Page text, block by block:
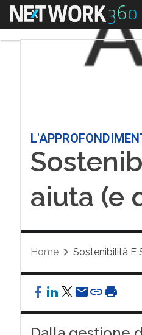
Menu
aiuta (e
Home Sostenibilità E